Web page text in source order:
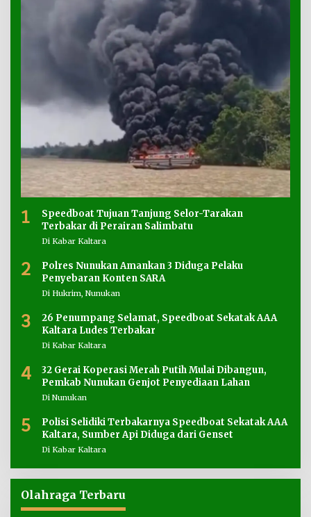
1
Speedboat Tujuan Tanjung Selor-Tarakan
Terbakar di Perairan Salimbatu
Di Kabar Kaltara
2
Polres Nunukan Amankan 3 Diduga Pelaku
Penyebaran Konten SARA
Di Hukrim, Nunukan
3
26 Penumpang Selamat, Speedboat Sekatak AAA
Kaltara Ludes Terbakar
Di Kabar Kaltara
4
32 Gerai Koperasi Merah Putih Mulai Dibangun,
Pemkab Nunukan Genjot Penyediaan Lahan
Di Nunukan
5
Polisi Selidiki Terbakarnya Speedboat Sekatak AAA
Kaltara, Sumber Api Diduga dari Genset
Di Kabar Kaltara
Olahraga Terbaru